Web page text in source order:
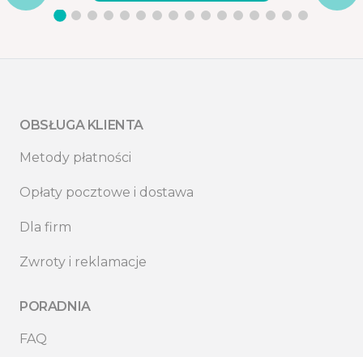
OBSŁUGA KLIENTA
Metody płatności
Opłaty pocztowe i dostawa
Dla firm
Zwroty i reklamacje
PORADNIA
FAQ